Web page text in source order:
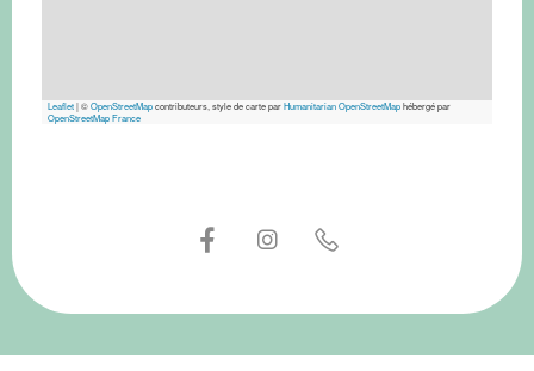
Leaflet|©OpenStreetMapcontributeurs, style de carte parHumanitarian OpenStreetMaphébergé par
OpenStreetMap France